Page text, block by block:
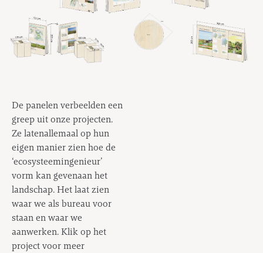
De panelen verbeelden een
greep uit onze projecten.
Ze latenallemaal op hun
eigen manier zien hoe de
‘ecosysteemingenieur’
vorm kan gevenaan het
landschap. Het laat zien
waar we als bureau voor
staan en waar we
aanwerken. Klik op het
project voor meer